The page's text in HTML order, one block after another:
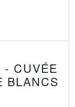
- CUVÉE
BLANCS